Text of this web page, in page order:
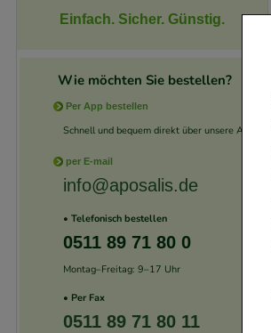
Einfach. Sicher. Günstig.
Wie möchten Sie bestellen?
Per App bestellen
Schnell und bequem direkt über unsere App.
per E-mail
info@aposalis.de
• Telefonisch bestellen
0511 89 71 80 0
Montag–Freitag: 9–17 Uhr
• Per Fax
0511 89 71 80 11